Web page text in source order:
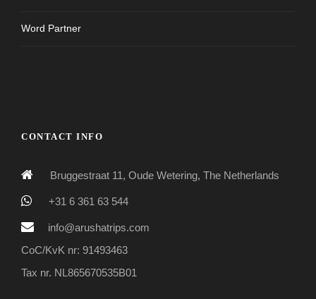
Word Partner
CONTACT INFO
Bruggestraat 11, Oude Wetering, The Netherlands
+31 6 361 63 544
info@arushatrips.com
CoC/KvK nr: 91493463
Tax nr. NL865670535B01